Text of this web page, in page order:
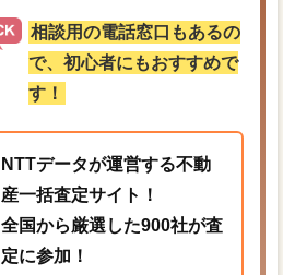
相談用の電話窓口もあるの
で、初心者にもおすすめで
す！
NTTデータが運営する不動
産一括査定サイト！
全国から厳選した900社が査
定に参加！